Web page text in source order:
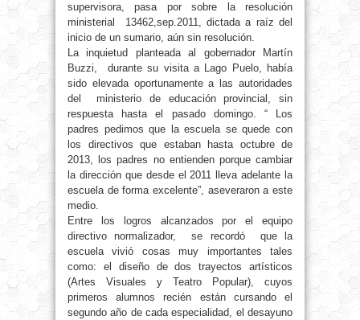
supervisora, pasa por sobre la resolución
ministerial 13462,sep.2011, dictada a raíz del
inicio de un sumario, aún sin resolución.
La inquietud planteada al gobernador Martín
Buzzi, durante su visita a Lago Puelo, había
sido elevada oportunamente a las autoridades
del ministerio de educación provincial, sin
respuesta hasta el pasado domingo. “Los
padres pedimos que la escuela se quede con
los directivos que estaban hasta octubre de
2013, los padres no entienden porque cambiar
la dirección que desde el 2011 lleva adelante la
escuela de forma excelente”, aseveraron a este
medio.
Entre los logros alcanzados por el equipo
directivo normalizador, se recordó que la
escuela vivió cosas muy importantes tales
como: el diseño de dos trayectos artísticos
(Artes Visuales y Teatro Popular), cuyos
primeros alumnos recién están cursando el
segundo año de cada especialidad, el desayuno